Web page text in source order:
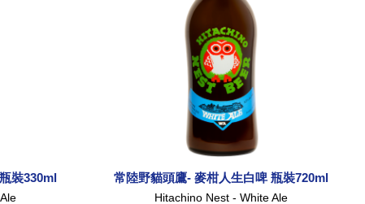
裝330ml 常陸野貓頭鷹- 麥柑人生白啤 瓶裝720ml
Hitachino Nest - White Ale